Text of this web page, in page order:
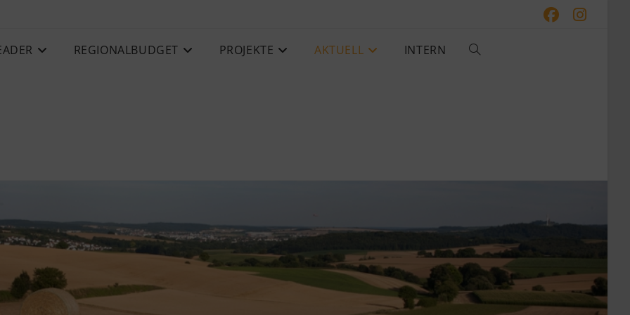
REGIONALBUDGET PROJEKTE AKTUELL INTERN WEBSITE-